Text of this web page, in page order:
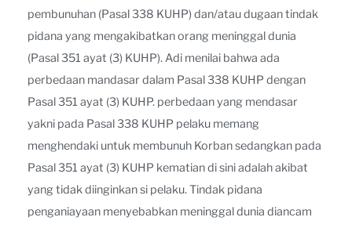
pembunuhan (Pasal 338 KUHP) dan/atau dugaan tindak
pidana yang mengakibatkan orang meninggal dunia
(Pasal 351 ayat (3) KUHP). Adi menilai bahwa ada
perbedaan mandasar dalam Pasal 338 KUHP dengan
Pasal 351 ayat (3) KUHP. perbedaan yang mendasar
yakni pada Pasal 338 KUHP pelaku memang
menghendaki untuk membunuh Korban sedangkan pada
Pasal 351 ayat (3) KUHP kematian di sini adalah akibat
yang tidak diinginkan si pelaku. Tindak pidana
penganiayaan menyebabkan meninggal dunia diancam